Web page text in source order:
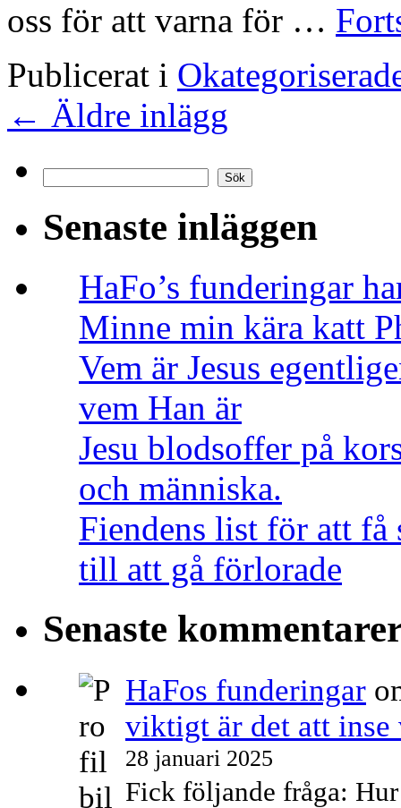
oss för att varna för …
Publicerat i
← Äldre inlägg
Sök
Senaste inläggen
HaFo’s funderingar
Minne min kära katt
Vem är Jesus
vem Han är
Jesu blodsoffer på
och människa.
Fiendens list för att få
till att gå förlorade
Senaste
HaFos funderingar
viktigt är det att inse
28 januari 2025
Fick följande fråga: